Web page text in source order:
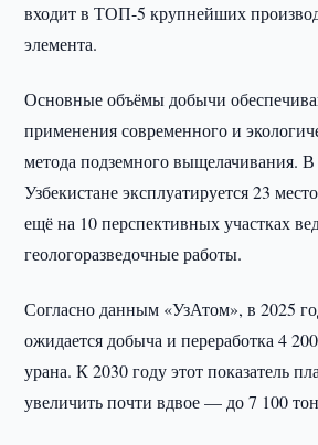
входит в ТОП-5 крупнейших
элемента.
Основные объёмы добычи
применения современного и
метода подземного выщелачивания. В
Узбекистане эксплуатируется 23
ещё на 10 перспективных участках
геологоразведочные работы.
Согласно данным «УзАтом», в 2025
ожидается добыча и переработка 4
урана. К 2030 году этот показатель
увеличить почти вдвое — до 7 100